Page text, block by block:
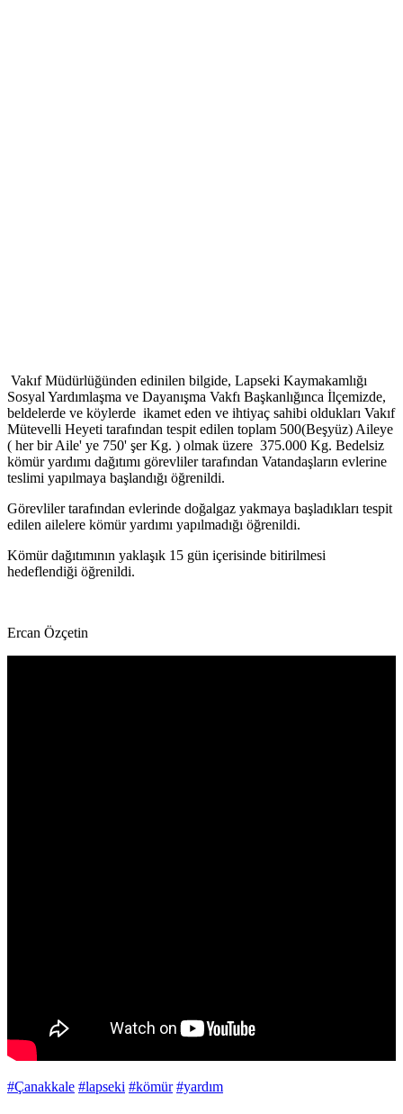
Vakıf Müdürlüğünden edinilen bilgide, Lapseki Kaymakamlığı
Sosyal Yardımlaşma ve Dayanışma Vakfı Başkanlığınca İlçemizde,
beldelerde ve köylerde ikamet eden ve ihtiyaç sahibi oldukları Vakıf
Mütevelli Heyeti tarafından tespit edilen toplam 500(Beşyüz) Aileye
( her bir Aile' ye 750' şer Kg. ) olmak üzere 375.000 Kg. Bedelsiz
kömür yardımı dağıtımı görevliler tarafından Vatandaşların evlerine
teslimi yapılmaya başlandığı öğrenildi.
Görevliler tarafından evlerinde doğalgaz yakmaya başladıkları tespit
edilen ailelere kömür yardımı yapılmadığı öğrenildi.
Kömür dağıtımının yaklaşık 15 gün içerisinde bitirilmesi
hedeflendiği öğrenildi.
Ercan Özçetin
#Çanakkale #lapseki #kömür #yardım